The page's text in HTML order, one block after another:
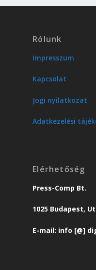
Rólunk
Impresszum
Kapcsolat
Jogi nyilatkozat
Adatkezelési
Elérhetőség
Press-Comp Bt.
1025 Budapest,
E-mail: info [@]